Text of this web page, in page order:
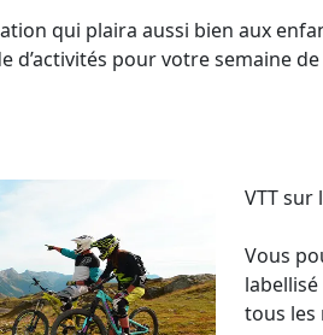
qui plaira aussi bien aux
pour votre semaine de
VTT sur
Vous
tous les